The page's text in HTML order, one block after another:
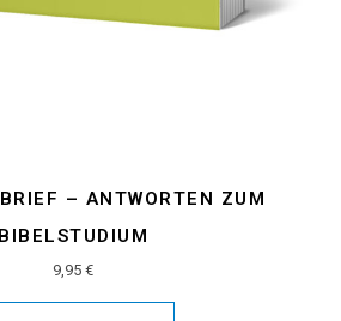
– ANTWORTEN ZUM
BIBELSTUDIUM
9,95 €